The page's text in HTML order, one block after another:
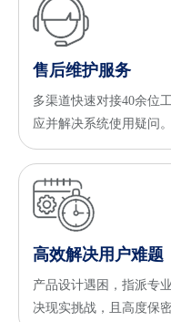
售后维护服务
多渠道快速对接40余位
应并解决系统使用疑问。
高效解决用户难题
产品设计遇困，指派专
决现实挑战，且高度保密